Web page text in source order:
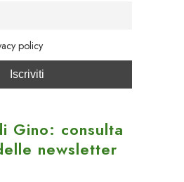
policy
Gino: consulta
newsletter